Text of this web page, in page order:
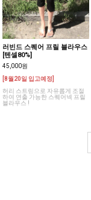
러빈드 스퀘어 프릴 블라우스
[텐셀80%]
45,000원
[8월20일 입고예정]
허리 스트링으로 자유롭게 조절
하여 연출 가능한 스퀘어넥 프릴
블라우스 !